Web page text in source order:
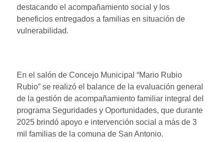
destacando el acompañamiento social y los
beneficios entregados a familias en situación de
vulnerabilidad.
En el salón de Concejo Municipal “Mario Rubio
Rubio” se realizó el balance de la evaluación general
de la gestión de acompañamiento familiar integral del
programa Seguridades y Oportunidades, que durante
2025 brindó apoyo e intervención social a más de 3
mil familias de la comuna de San Antonio.